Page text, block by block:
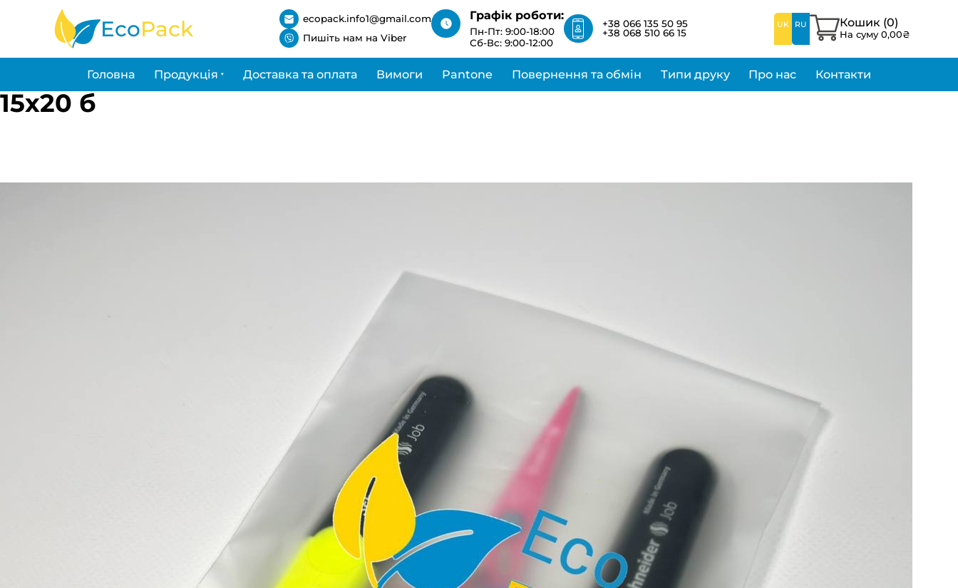
найближчим часом
EcoPack
ecopack.info1@gmail.com
Пишіть нам на Viber
Графік роботи:
Пн-Пт: 9:00-18:00
Сб-Вс: 9:00-12:00
+38 066 135 50 95
+38 068 510 66 15
UK RU Кошик (0)
На суму0,00₴
Головна Продукція Доставка та оплата Вимоги Pantone Повернення та обмін Типи друку Про нас Контакти
15х20 б